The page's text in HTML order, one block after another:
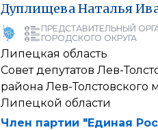
ДуплищеваНаталья
ПРЕДСТАВИТЕЛЬНЫЙ
ГОРОДСКОГО ОКРУГА
Липецкая область
Совет депутатов Лев-
района Лев-
Липецкой области
Член партии "Единая